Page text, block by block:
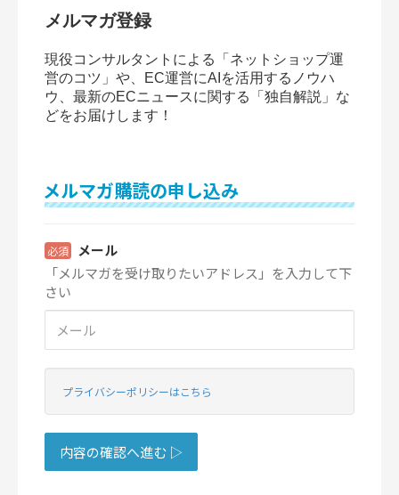
メルマガ登録
現役コンサルタントによる「ネットショップ運
営のコツ」や、EC運営にAIを活用するノウハ
ウ、最新のECニュースに関する「独自解説」な
どをお届けします！